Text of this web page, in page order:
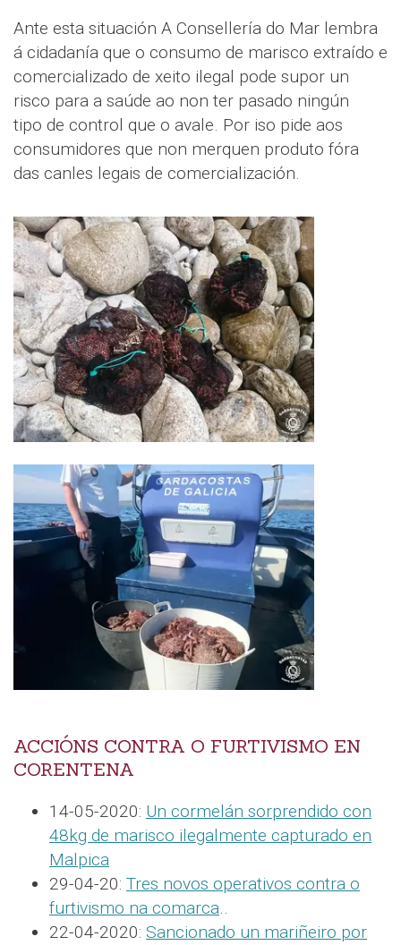
Ante esta situación A Consellería do Mar lembra
á cidadanía que o consumo de marisco extraído e
comercializado de xeito ilegal pode supor un
risco para a saúde ao non ter pasado ningún
tipo de control que o avale. Por iso pide aos
consumidores que non merquen produto fóra
das canles legais de comercialización.
ACCIÓNS CONTRA O FURTIVISMO EN
CORENTENA
14-05-2020: Un cormelán sorprendido con
48kg de marisco ilegalmente capturado en
Malpica
29-04-20: Tres novos operativos contra o
furtivismo na comarca..
22-04-2020: Sancionado un mariñeiro por